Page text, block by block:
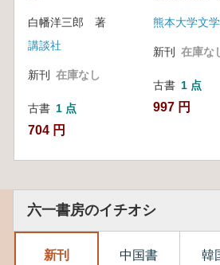
白幡洋三郎 著
講談社
新刊 在庫なし
古書 1 点
704 円
新刊 在庫な
古書 1 点
997 円
六一書房のイチオシ
新刊 中国書 韓